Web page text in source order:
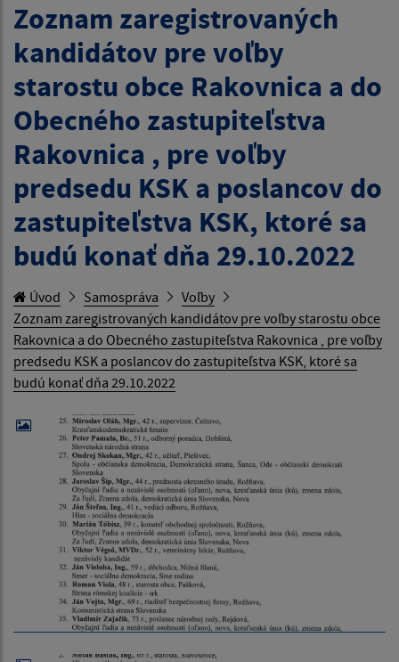
Zoznam zaregistrovaných
kandidátov pre voľby
starostu obce Rakovnica a do
Obecného zastupiteľstva
Rakovnica , pre voľby
predsedu KSK a poslancov do
zastupiteľstva KSK, ktoré sa
budú konať dňa 29.10.2022
Úvod Samospráva
Voľby
Zoznam zaregistrovaných kandidátov pre voľby starostu obce
Rakovnica a do Obecného zastupiteľstva Rakovnica , pre voľby
predsedu KSK a poslancov do zastupiteľstva KSK, ktoré sa
budú konať dňa 29.10.2022